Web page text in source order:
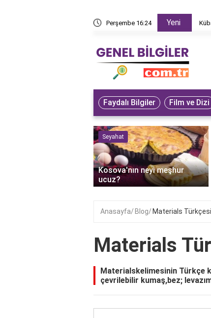
Perşembe 16:24 Yeni
Faydalı Bilgiler Film ve Dizi
Seyahat
Kosova'nın neyi meşhur
ucuz?
‹
Anasayfa Blog Materials
Materials
Materialskelimesinin Türkçe
çevrilebilir kumaş,bez;